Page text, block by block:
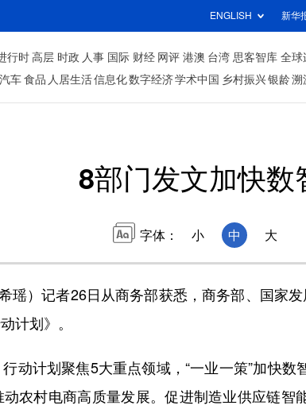
ENGLISH 新华
行时 高层 时政 人事 国际 财经 网评 港澳 台湾 思客智库 全球
汽车 食品 人居生活信息化数字经济学术中国 乡村振兴银龄溯
8部门发文加快数
字体： 小 中 大
）记者26日从商务部获悉，商务部、国家发
计划》。
计划聚焦5大重点领域，“一业一策”加快数
农村电商高质量发展。促进制造业供应链智